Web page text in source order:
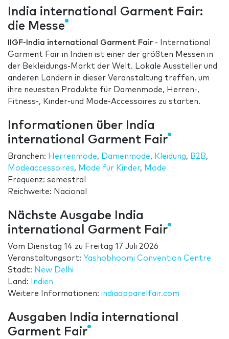
India international Garment Fair:
die Messe
IIGF-India international Garment Fair - International
Garment Fair in Indien ist einer der größten Messen in
der Bekleidungs-Markt der Welt. Lokale Aussteller und
anderen Ländern in dieser Veranstaltung treffen, um
ihre neuesten Produkte für Damenmode, Herren-,
Fitness-, Kinder-und Mode-Accessoires zu starten.
Informationen über India
international Garment Fair
Branchen: Herrenmode, Damenmode, Kleidung, B2B,
Modeaccessoires, Mode für Kinder, Mode
Frequenz: semestral
Reichweite: Nacional
Nächste Ausgabe India
international Garment Fair
Vom Dienstag 14 zu Freitag 17 Juli 2026
Veranstaltungsort: Yashobhoomi Convention Centre
Stadt: New Delhi
Land:
Indien
Weitere Informationen: indiaapparelfair.com
Ausgaben India international
Garment Fair